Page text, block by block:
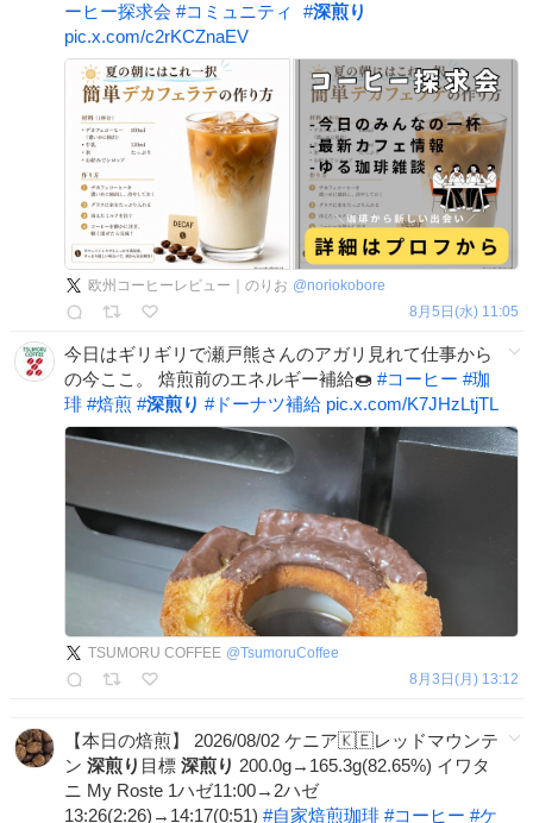
ーヒー探求会 #コミュニティ #深煎り
pic.x.com/c2rKCZnaEV
欧州コーヒーレビュー｜のりお @noriokobore
8月5日(水) 11:05
今日はギリギリで瀬戸熊さんのアガリ見れて仕事から
の今ここ。 焙煎前のエネルギー補給🍩 #コーヒー #珈
琲 #焙煎 #深煎り #ドーナツ補給 pic.x.com/K7JHzLtjTL
TSUMORU COFFEE @TsumoruCoffee
8月3日(月) 13:12
【本日の焙煎】 2026/08/02 ケニア🇰🇪レッドマウンテ
ン 深煎り 目標 深煎り 200.0g→165.3g(82.65%) イワタ
ニ My Roste 1ハゼ11:00→2ハゼ
13:26(2:26)→14:17(0:51) #自家焙煎珈琲 #コーヒー #ケ